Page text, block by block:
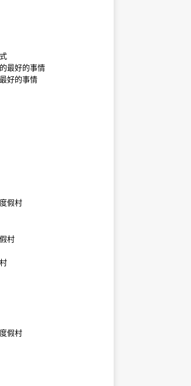
最好的事情
好的事情
假村
村
假村